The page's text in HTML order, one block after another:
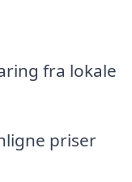
fra lokale
priser